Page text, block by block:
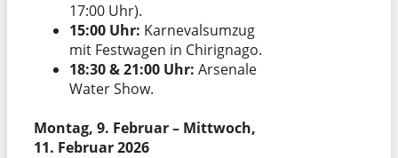
17:00 Uhr).
15:00 Uhr: Karnevalsumzug
mit Festwagen in Chirignago.
18:30 & 21:00 Uhr: Arsenale
Water Show.
Montag, 9. Februar – Mittwoch,
11. Februar 2026